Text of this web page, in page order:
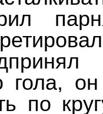
гола,
по